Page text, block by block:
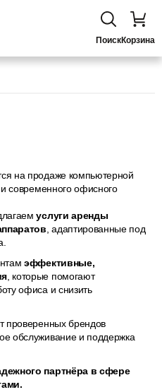
ПоискКорзина
на продаже компьютерной
и современного офисного
услуги аренды
, адаптированные под
эффективные,
, которые помогают
офиса и снизить
проверенных брендов
обслуживание и поддержка
партнёра в сфере